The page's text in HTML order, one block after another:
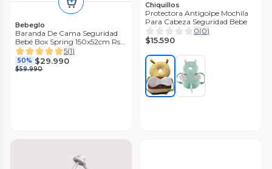
Bebeglo
Baranda De Cama Seguridad
Bebé Box Spring 150x52cm Rs-
80052-4 Gris5(1)
50% $29.990
$59.990
Chiquillos
Protectora Antigolpe Mochila
Para Cabeza Seguridad Bebe
0(0)
$15.590